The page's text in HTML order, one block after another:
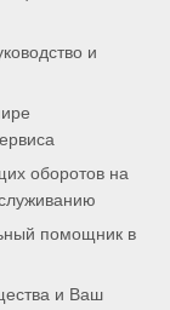
и
оборотов на
помощник в
и Ваш